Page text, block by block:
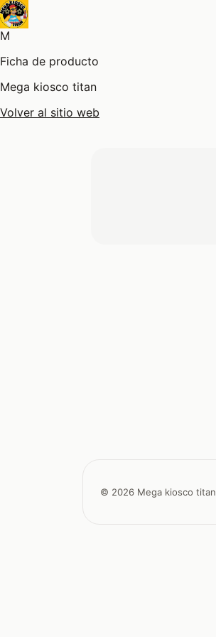
M
Ficha de producto
Mega kiosco titan
Volver al sitio web
© 2026 Mega kiosco titan